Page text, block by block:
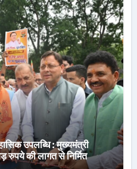
उपलब्धि : मुख्यमंत्री
रुपये की लागत से निर्मित